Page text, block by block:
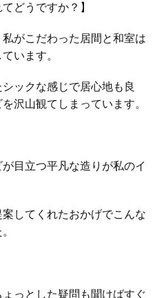
どうですか？ 】
がこだわった居間と和室は
います。
ックな感じで居心地も良
沢山観てしまっています。
目立つ平凡な造りが私のイ
してくれたおかげでこんな
っとした疑問も聞けばすぐ